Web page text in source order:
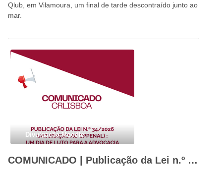
Qlub, em Vilamoura, um final de tarde descontraído junto ao
mar.
Divulgação Moodle
COMUNICADO | Publicação da Lei n.º 34/2026: um dia de luto para a advocacia portuguesa e para o Estado de Direito